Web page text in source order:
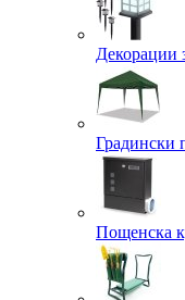
Декорации
Градински
Пощенска